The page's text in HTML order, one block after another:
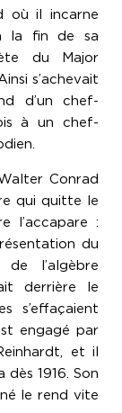
où il incarne
la fin de sa
du Major
s’achevait
d’un chef-
à un chef-
Conrad
qui quitte le
l’accapare :
du
de l’algèbre
derrière le
s’effaçaient
engagé par
et il
1916. Son
le rend vite